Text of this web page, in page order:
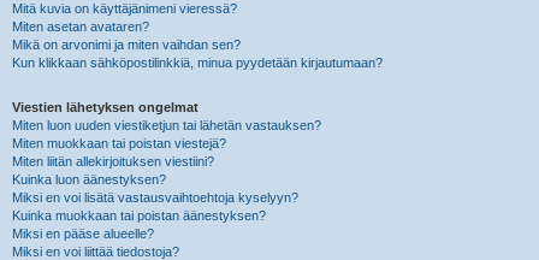
Mitä kuvia on käyttäjänimeni vieressä?
Miten asetan avataren?
Mikä on arvonimi ja miten vaihdan sen?
Kun klikkaan sähköpostilinkkiä, minua pyydetään kirjautumaan?
Viestien lähetyksen ongelmat
Miten luon uuden viestiketjun tai lähetän vastauksen?
Miten muokkaan tai poistan viestejä?
Miten liitän allekirjoituksen viestiini?
Kuinka luon äänestyksen?
Miksi en voi lisätä vastausvaihtoehtoja kyselyyn?
Kuinka muokkaan tai poistan äänestyksen?
Miksi en pääse alueelle?
Miksi en voi liittää tiedostoja?